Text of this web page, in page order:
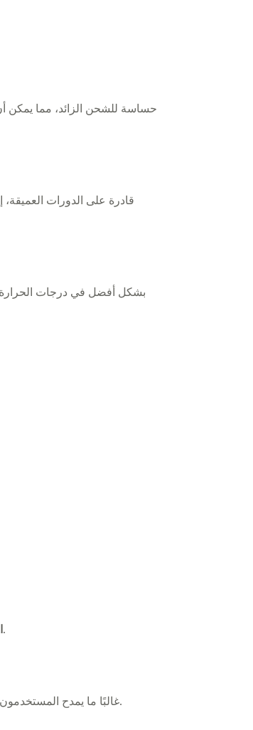
: قم بفحص صحة البطارية بشكل دوري، خاصة إذا كانت تخضع لدورات عميقة متكررة أو تُستخدم في ظروف قاسية.
توضح التجارب الواقعية الآثار العملية لبطاريات AGM. غالبًا ما يمدح المستخدمون الصيانة المنخفضة والإنتاجية العالية للطاقة مع ملاحظة التكلفة الأولية كأهم قلق.